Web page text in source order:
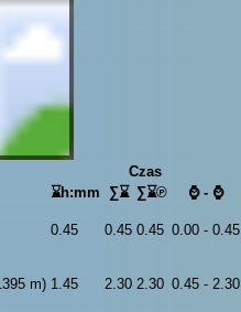
Czas
⌛h:mm
∑⌛ ∑⌛℗ ⌚ - ⌚
0.45 0.45 0.45 0.00 - 0.45
m) 1.45 2.30 2.30 0.45 - 2.30